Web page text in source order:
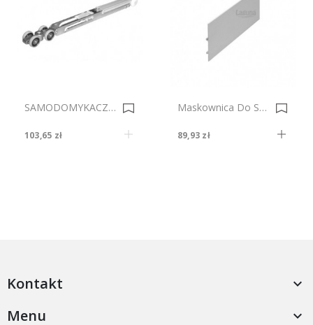
SAMODOMYKACZ STANDARD 50 Kg+MP100 1680-1 L 0008694
103,65 zł
Maskownica Do Szyny K-075 Nr 1190 Anodowana 0017474-0017475
89,93 zł
Kontakt 
Menu 